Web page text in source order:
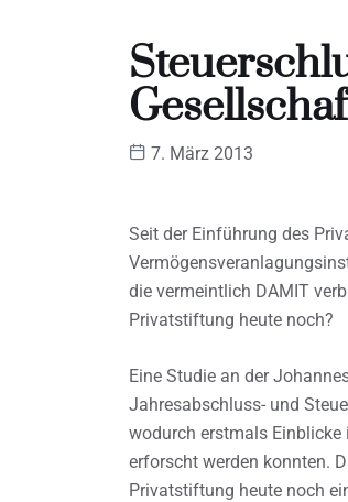
7. März 2013
Seit der Einführung des
die vermeintlich DAMIT
Privatstiftung heute noch?
Eine Studie an der
Jahresabschluss- und
wodurch erstmals
erforscht werden konnten.
Privatstiftung heute noch